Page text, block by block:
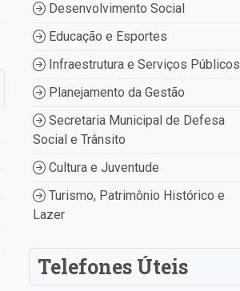
Desenvolvimento Social
Educação e Esportes
Infraestrutura e Serviços Públicos
Planejamento da Gestão
Secretaria Municipal de Defesa
Social e Trânsito
Cultura e Juventude
Turismo, Patrimônio Histórico e
Lazer
Telefones Úteis